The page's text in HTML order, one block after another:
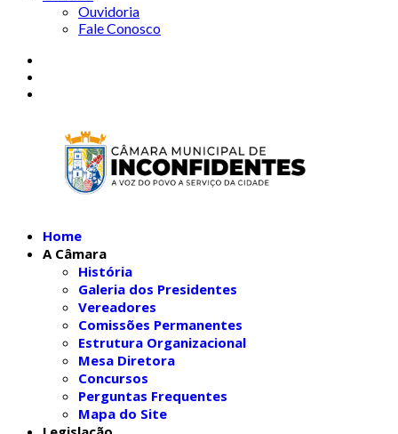
Ouvidoria
Fale Conosco
Home
A Câmara
História
Galeria dos Presidentes
Vereadores
Comissões Permanentes
Estrutura Organizacional
Mesa Diretora
Concursos
Perguntas Frequentes
Mapa do Site